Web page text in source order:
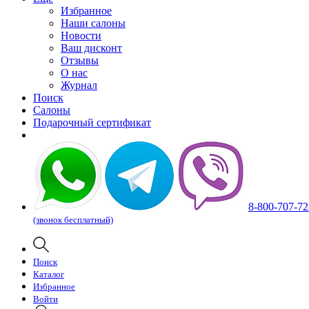
Избранное
Наши салоны
Новости
Ваш дисконт
Отзывы
О нас
Журнал
Поиск
Салоны
Подарочный сертификат
8-800-707-
(звонок бесплатный)
Поиск
Каталог
Избранное
Войти